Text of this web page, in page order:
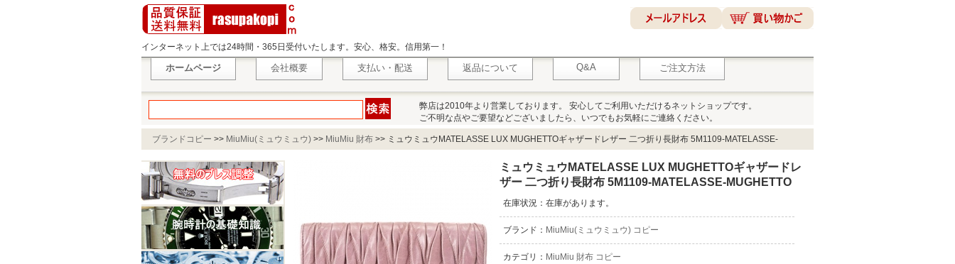
インターネット上では24時間・365日受付いたします。安心、格安。信用第一！
ホームページ 会社概要 支払い・配送 返品について Q&A ご注文方法
弊店は2010年より営業しております。 安心してご利用いただけるネットショップです。
ご不明な点やご要望などございましたら、いつでもお気軽にご連絡ください。
ブランドコピー >> MiuMiu(ミュウミュウ) >> MiuMiu 財布 >> ミュウミュウMATELASSE LUX MUGHETTOギャザードレザー 二つ折り長財布 5M1109-MATELASSE-
MUGHETTO
ミュウミュウMATELASSE LUX MUGHETTOギャザードレ
ザー 二つ折り長財布 5M1109-MATELASSE-MUGHETTO
在庫状況：在庫があります。
ブランド： MiuMiu(ミュウミュウ) コピー
カテゴリ： MiuMiu 財布 コピー